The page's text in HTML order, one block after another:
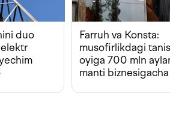
duo
elektr
Farruh va Konsta:
musofirlikdagi
oyiga 700 mln
manti biznesigacha